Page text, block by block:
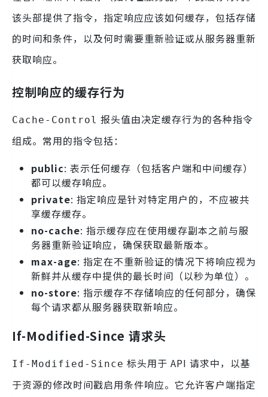
该头部提供了指令，指定响应应该如何缓存，包括存储
的时间和条件，以及何时需要重新验证或从服务器重新
获取响应。
控制响应的缓存行为
Cache-Control 报头值由决定缓存行为的各种指令
组成。常用的指令包括：
public: 表示任何缓存（包括客户端和中间缓存）
都可以缓存响应。
private: 指定响应是针对特定用户的，不应被共
享缓存缓存。
no-cache: 指示缓存应在使用缓存副本之前与服
务器重新验证响应，确保获取最新版本。
max-age: 指定在不重新验证的情况下将响应视为
新鲜并从缓存中提供的最长时间（以秒为单位）。
no-store: 指示缓存不存储响应的任何部分，确保
每个请求都从服务器获取新响应。
If-Modified-Since 请求头
If-Modified-Since 标头用于 API 请求中，以基
于资源的修改时间戳启用条件响应。它允许客户端指定